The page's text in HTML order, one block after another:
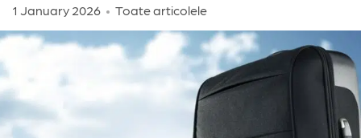
1 January 2026 Toate articolele